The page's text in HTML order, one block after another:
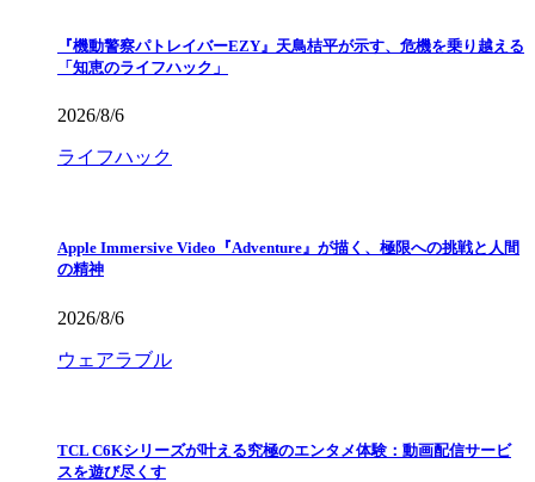
『機動警察パトレイバーEZY』天鳥桔平が示す、危機を乗り越える
「知恵のライフハック」
2026/8/6
ライフハック
Apple Immersive Video『Adventure』が描く、極限への挑戦と人間
の精神
2026/8/6
ウェアラブル
TCL C6Kシリーズが叶える究極のエンタメ体験：動画配信サービ
スを遊び尽くす